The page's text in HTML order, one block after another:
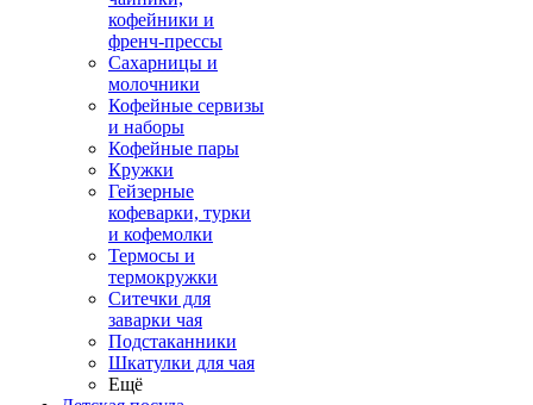
кофейники и
френч-прессы
Сахарницы и
молочники
Кофейные сервизы
и наборы
Кофейные пары
Кружки
Гейзерные
кофеварки, турки
и кофемолки
Термосы и
термокружки
Ситечки для
заварки чая
Подстаканники
Шкатулки для чая
Ещё